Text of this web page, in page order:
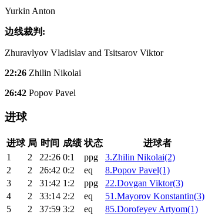
Yurkin Anton
边线裁判:
Zhuravlyov Vladislav and Tsitsarov Viktor
22:26 Zhilin Nikolai
26:42 Popov Pavel
进球
进球 局 时间 成绩 状态 进球者
1
2 22:26 0:1 ppg 3.Zhilin Nikolai(2)
2
2 26:42 0:2 eq 8.Popov Pavel(1)
3
2 31:42 1:2 ppg 22.Dovgan Viktor(3)
4
2 33:14 2:2 eq 51.Mayorov Konstantin(3)
5
2 37:59 3:2 eq 85.Dorofeyev Artyom(1)